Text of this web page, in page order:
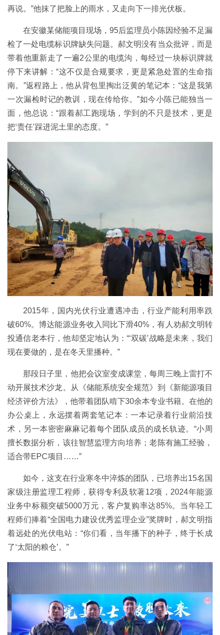
再说。”他抹了把脸上的雨水，又走向下一排光伏板。
在安徽某储能项目现场，95后监理员小陈因经验不足漏
检了一处电缆标识牌缺失问题。郝文明没有当众批评，而是
带着他重新走了一遍2公里的电缆沟，每经过一块标识牌就
停下来讲解：“这不仅是合规要求，更是紧急处置的生命指
南。”返程路上，他从背包里掏出泛黄的笔记本：“这是我第
一次漏检时记的教训，现在传给你。”如今小陈已能独当一
面，他总说：“跟着郝工跑现场，学到的不只是技术，更是
把‘责任’踩进泥土里的态度。”
2015年，国内光伏行业遭遇冲击，行业产能利用率跌
破60%。博达能源业务收入同比下滑40%，有人劝郝文明转
投通信老本行，他却坚定地认为：“‘双碳’战略是未来，我们
现在要做的，是在冬天里播种。”
那段日子里，他把会议室变成课堂，每周三晚上雷打不
动开展技术沙龙。从《储能系统安全规范》到《新能源项目
经济评价方法》，他带着团队啃下30余本专业书籍。在他的
办公桌上，永远摆着两套笔记本：一本记录着行业前沿技
术，另一本密密麻麻记着每个团队成员的成长轨迹。“小周
擅长数据分析，该往智慧监理方向培养；老陈有施工经验，
适合带EPC项目……”
如今，这支在行业寒冬中淬炼的团队，已培养出15名国
家级注册监理工程师，获得专利及软著12项，2024年能源
业务中标额突破5000万元，客户复购率达85%。当年轻工
程师们捧着“全国电力建设优秀监理企业”奖牌时，郝文明指
着远处的光伏电站：“你们看，当年播下的种子，终于长成
了‘太阳的粮仓’。”